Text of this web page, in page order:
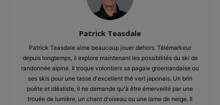
Patrick Teasdale
Patrick Teasdale aime beaucoup jouer dehors. Télémarkeur
depuis longtemps, il explore maintenant les possibilités du ski de
randonnée alpine. Il troque volontiers sa pagaie groenlandaise ou
ses skis pour une tasse d'excellent thé vert japonais. Un brin
poète et idéaliste, il ne demande qu'à être émerveillé par une
trouée de lumière, un chant d'oiseau ou une lame de neige. Il